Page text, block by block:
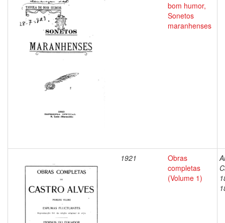
bom humor,
Sonetos
maranhenses
1921
Obras
completas
(Volume 1)